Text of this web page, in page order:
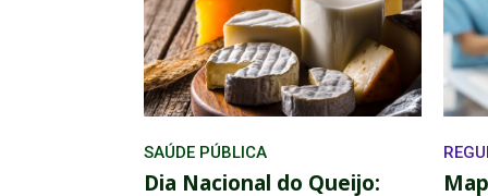
SAÚDE PÚBLICA
Dia Nacional do Queijo: